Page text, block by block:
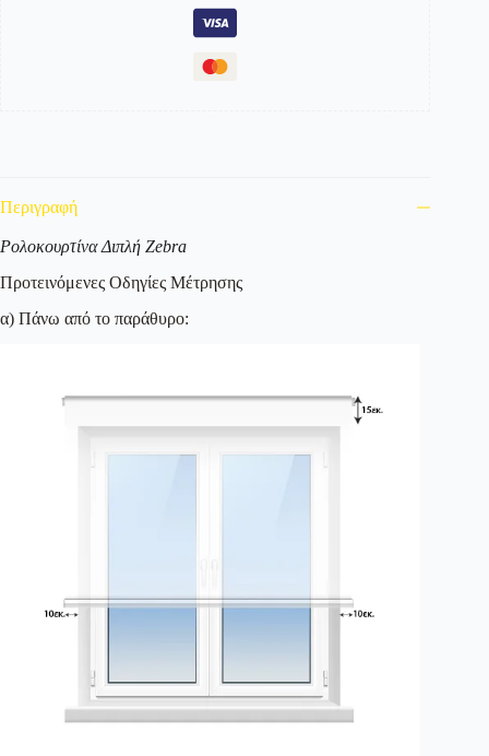
Περιγραφή
Ρολοκουρτίνα Διπλή Zebra
Προτεινόμενες Οδηγίες Μέτρησης
α) Πάνω από το παράθυρο: